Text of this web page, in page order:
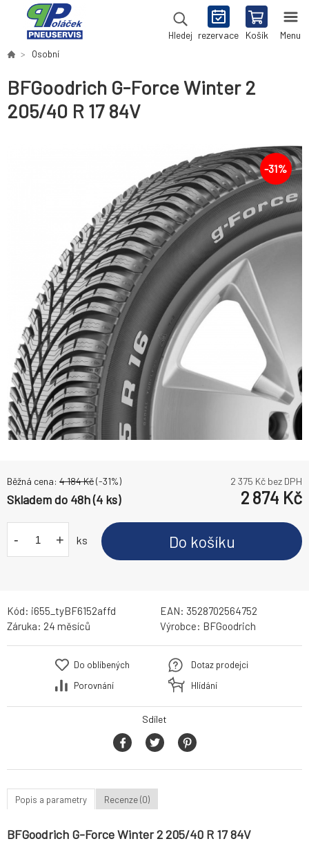
Hledej rezervace Košík Menu
Osobní
BFGoodrich G-Force Winter 2
205/40 R 17 84V
-31%
Běžná cena: 4 184Kč(-31%) 2 375 Kč bez DPH
Skladem do 48h (4 ks) 2 874 Kč
- + ks Do košíku
Kód: i655_tyBF6152affd EAN: 3528702564752
Záruka: 24 měsíců Výrobce: BFGoodrich
Do oblíbených
Porovnání
Dotaz prodejci
Hlídání
Sdílet
Popis a parametry Recenze (0)
BFGoodrich G-Force Winter 2 205/40 R 17 84V